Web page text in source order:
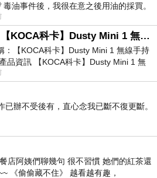
毒油事件後，我很在意之後用油的採買。
了我之前就很愛
開箱｜【KOCA科卡】Dusty Mini 1 無線手持吸塵器
：【KOCA科卡】Dusty Mini 1 無線手持
品資訊 【KOCA科卡】Dusty Mini 1 無
塵器評語： 能吸、能吹兼具兩
辦不受後有，直心念我已斷不復更斷。
店阿姨們聊幾句 很不習慣 她們的紅茶還
《偷偷藏不住》 越看越有趣，